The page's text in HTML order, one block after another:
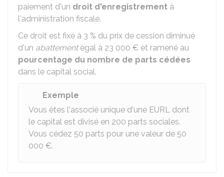
paiement d'un droit d'enregistrement à
l'administration fiscale.
Ce droit est fixé à 3 % du prix de cession diminué
d'un abattementégal à 23 000 € et ramené au
pourcentage du nombre de parts cédées
dans le capital social.
Exemple
Vous êtes l'associé unique d'une EURL dont
le capital est divisé en 200 parts sociales.
Vous cédez 50 parts pour une valeur de 50
000 €.